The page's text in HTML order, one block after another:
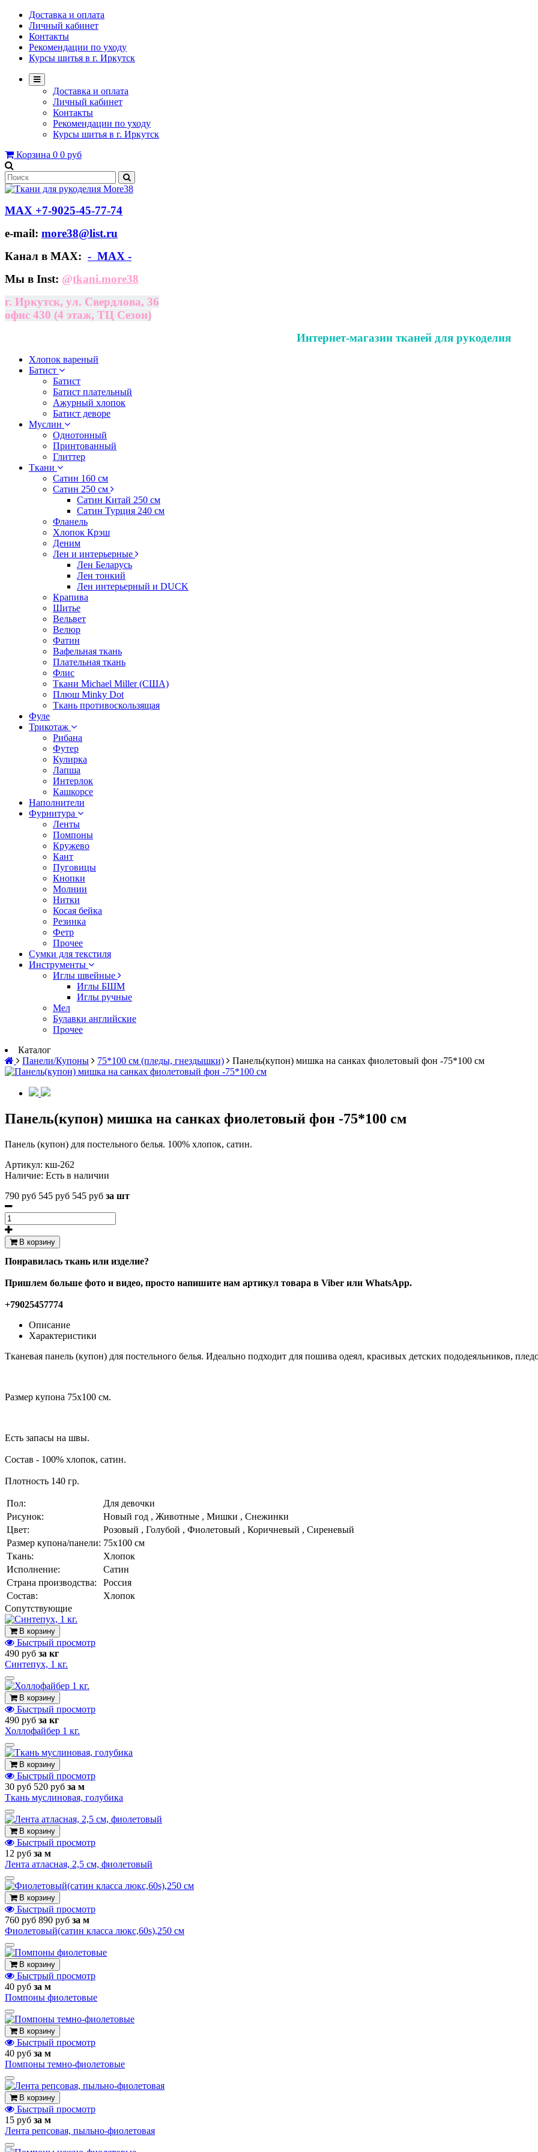
Доставка и оплата
Личный кабинет
Контакты
Рекомендации по уходу
Курсы шитья в г. Иркутск
Доставка и оплата
Личный кабинет
Контакты
Рекомендации по уходу
Курсы шитья в г. Иркутск
Корзина 0 0 руб
МАХ +7-9025-45-77-74
e-mail: more38@list.ru
Канал в МАХ: - МАХ -
Мы в Inst: @tkani.more38
г. Иркутск, ул. Свердлова, 36
офис 430 (4 этаж, ТЦ Сезон)
Интернет-магазин тканей для рукоделия
Хлопок вареный
Батист
Батист
Батист плательный
Ажурный хлопок
Батист деворе
Муслин
Однотонный
Принтованный
Глиттер
Ткани
Сатин 160 см
Сатин 250 см
Сатин Китай 250 см
Сатин Турция 240 см
Фланель
Хлопок Крэш
Деним
Лен и интерьерные
Лен Беларусь
Лен тонкий
Лен интерьерный и DUCK
Крапива
Шитье
Вельвет
Велюр
Фатин
Вафельная ткань
Плательная ткань
Флис
Ткани Michael Miller (США)
Плюш Minky Dot
Ткань противоскользящая
Фуле
Трикотаж
Рибана
Футер
Кулирка
Лапша
Интерлок
Кашкорсе
Наполнители
Фурнитура
Ленты
Помпоны
Кружево
Кант
Пуговицы
Кнопки
Молнии
Нитки
Косая бейка
Резинка
Фетр
Прочее
Сумки для текстиля
Инструменты
Иглы швейные
Иглы БШМ
Иглы ручные
Мел
Булавки английские
Прочее
Каталог
Панели/Купоны
75*100 см (пледы, гнездышки) Панель(купон) мишка на санках фиолетовый фон -75*100 см
Панель(купон) мишка на санках фиолетовый фон -75*100 см
Панель (купон) для постельного белья. 100% хлопок, сатин.
Артикул: кш-262
Наличие: Есть в наличии
790 руб 545 руб 545 руб за шт
В корзину
Понравилась ткань или изделие?
Пришлем больше фото и видео, просто напишите нам артикул товара в Viber или WhatsApp.
+79025457774
Описание
Характеристики
Тканевая панель (купон) для постельного белья. Идеально подходит для пошива одеял, красивых детских пододеяльников,
Размер купона 75х100 см.
Есть запасы на швы.
Состав - 100% хлопок, сатин.
Плотность 140 гр.
Пол:
Для девочки
Рисунок:
Новый год , Животные , Мишки , Снежинки
Цвет:
Розовый , Голубой , Фиолетовый , Коричневый , Сиреневый
Размер купона/панели: 75х100 см
Ткань:
Хлопок
Исполнение:
Сатин
Страна производства:
Россия
Состав:
Хлопок
Cопутствующие
В корзину
Быстрый просмотр
490 руб за кг
Синтепух, 1 кг.
В корзину
Быстрый просмотр
490 руб за кг
Холлофайбер 1 кг.
В корзину
Быстрый просмотр
30 руб 520 руб за м
Ткань муслиновая, голубика
В корзину
Быстрый просмотр
12 руб за м
Лента атласная, 2,5 см, фиолетовый
В корзину
Быстрый просмотр
760 руб 890 руб за м
Фиолетовый(сатин класса люкс,60s),250 см
В корзину
Быстрый просмотр
40 руб за м
Помпоны фиолетовые
В корзину
Быстрый просмотр
40 руб за м
Помпоны темно-фиолетовые
В корзину
Быстрый просмотр
15 руб за м
Лента репсовая, пыльно-фиолетовая